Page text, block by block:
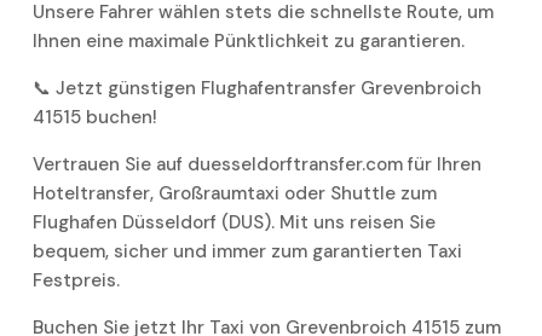
Unsere Fahrer wählen stets die schnellste Route, um
Ihnen eine maximale Pünktlichkeit zu garantieren.
📞 Jetzt günstigen Flughafentransfer Grevenbroich
41515 buchen!
Vertrauen Sie auf duesseldorftransfer.com für Ihren
Hoteltransfer, Großraumtaxi oder Shuttle zum
Flughafen Düsseldorf (DUS). Mit uns reisen Sie
bequem, sicher und immer zum garantierten Taxi
Festpreis.
Buchen Sie jetzt Ihr Taxi von Grevenbroich 41515 zum